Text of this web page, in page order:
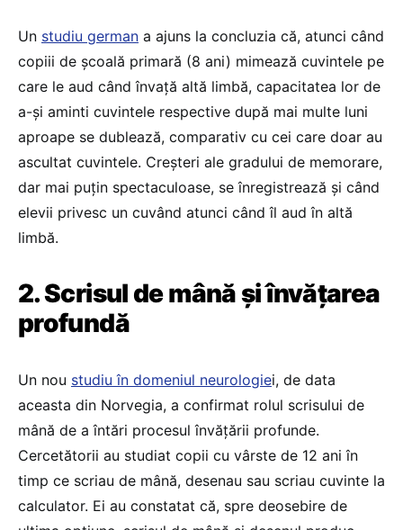
Un studiu german a ajuns la concluzia că, atunci când
copiii de școală primară (8 ani) mimează cuvintele pe
care le aud când învață altă limbă, capacitatea lor de
a-și aminti cuvintele respective după mai multe luni
aproape se dublează, comparativ cu cei care doar au
ascultat cuvintele. Creșteri ale gradului de memorare,
dar mai puțin spectaculoase, se înregistrează și când
elevii privesc un cuvând atunci când îl aud în altă
limbă.
2. Scrisul de mână și învățarea
profundă
Un nou studiu în domeniul neurologiei, de data
aceasta din Norvegia, a confirmat rolul scrisului de
mână de a întări procesul învățării profunde.
Cercetătorii au studiat copii cu vârste de 12 ani în
timp ce scriau de mână, desenau sau scriau cuvinte la
calculator. Ei au constatat că, spre deosebire de